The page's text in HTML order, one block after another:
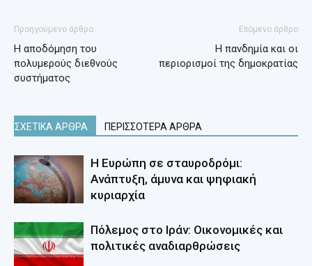
Προηγούμενο άρθρο
Η αποδόμηση του
πολυμερούς διεθνούς
συστήματος
Επόμενο άρθρο
Η πανδημία και οι
περιορισμοί της δημοκρατίας
ΣΧΕΤΙΚΑ ΑΡΘΡΑ ΠΕΡΙΣΣΟΤΕΡΑ ΑΡΘΡΑ
Η Ευρώπη σε σταυροδρόμι:
Ανάπτυξη, άμυνα και ψηφιακή
κυριαρχία
Πόλεμος στο Ιράν: Οικονομικές και
πολιτικές αναδιαρθρώσεις